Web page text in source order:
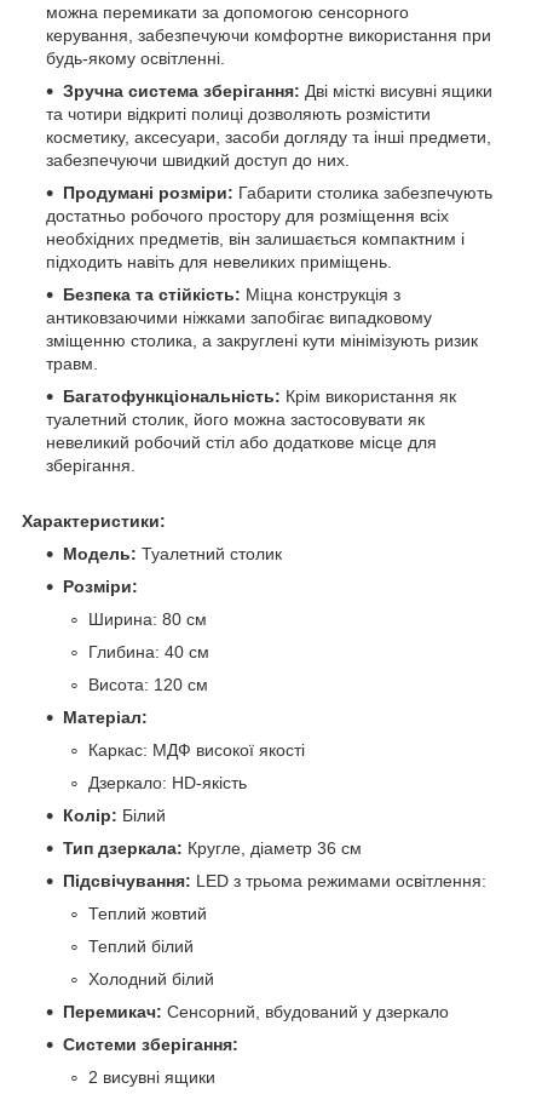
можна перемикати за допомогою сенсорного
керування, забезпечуючи комфортне використання при
будь-якому освітленні.
Зручна система зберігання: Дві місткі висувні ящики
та чотири відкриті полиці дозволяють розмістити
косметику, аксесуари, засоби догляду та інші предмети,
забезпечуючи швидкий доступ до них.
Продумані розміри: Габарити столика забезпечують
достатньо робочого простору для розміщення всіх
необхідних предметів, він залишається компактним і
підходить навіть для невеликих приміщень.
Безпека та стійкість: Міцна конструкція з
антиковзаючими ніжками запобігає випадковому
зміщенню столика, а закруглені кути мінімізують ризик
травм.
Багатофункціональність: Крім використання як
туалетний столик, його можна застосовувати як
невеликий робочий стіл або додаткове місце для
зберігання.
Характеристики:
Модель: Туалетний столик
Розміри:
Ширина: 80 см
Глибина: 40 см
Висота: 120 см
Матеріал:
Каркас: МДФ високої якості
Дзеркало: HD-якість
Колір: Білий
Тип дзеркала: Кругле, діаметр 36 см
Підсвічування: LED з трьома режимами освітлення:
Теплий жовтий
Теплий білий
Холодний білий
Перемикач: Сенсорний, вбудований у дзеркало
Системи зберігання:
2 висувні ящики